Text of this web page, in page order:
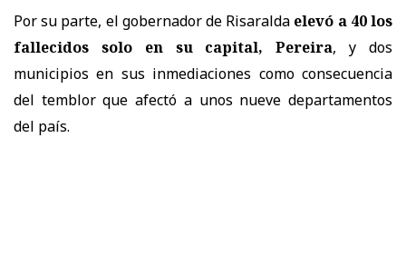
Por su parte, el gobernador de Risaralda elevó a 40 los
fallecidos solo en su capital, Pereira, y dos
municipios en sus inmediaciones como consecuencia
del temblor que afectó a unos nueve departamentos
del país.